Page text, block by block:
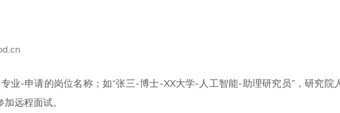
业-申请的岗位名称；如“张三-博士-XX大学-人工智能-助理研究员”，研究院
远程面试。